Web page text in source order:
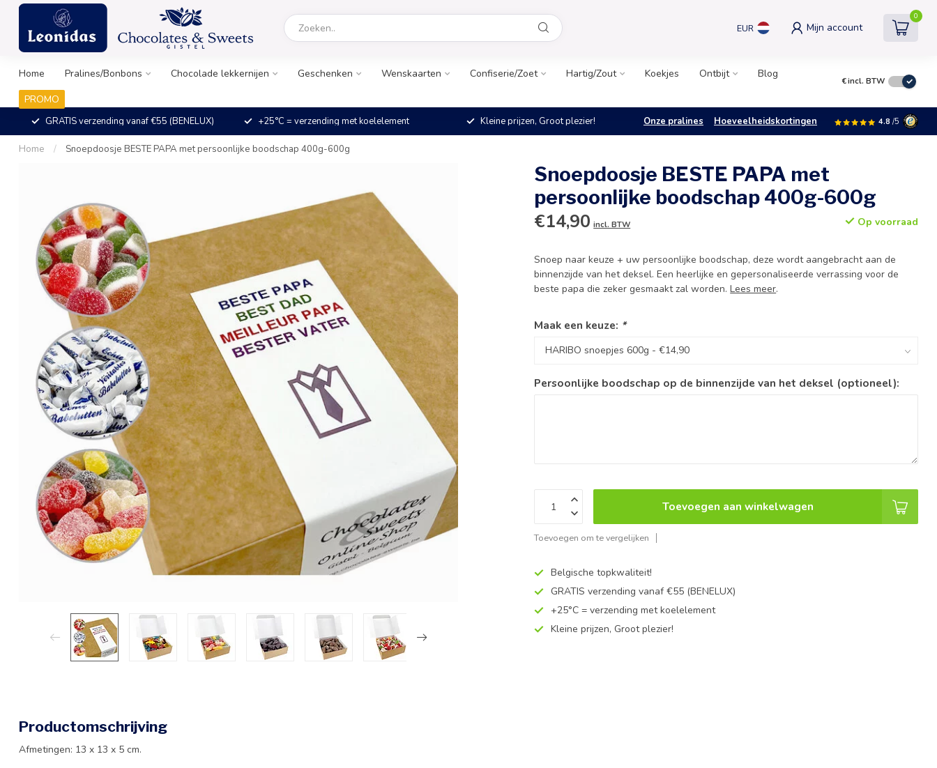
EUR Mijn account
0
Home Pralines/Bonbons Chocolade lekkernijen Geschenken Wenskaarten Confiserie/Zoet Hartig/Zout Koekjes Ontbijt
Blog
PROMO
€incl. BTW
GRATIS verzending vanaf €55 (BENELUX) +25°C = verzending met koelelement Kleine prijzen, Groot plezier! Onze pralines Hoeveelheidskortingen 4.8 /5
Home / Snoepdoosje BESTE PAPA met persoonlijke boodschap 400g-600g
Snoepdoosje BESTE PAPA met
persoonlijke boodschap 400g-600g
€14,90 incl. BTW Op voorraad
Snoep naar keuze + uw persoonlijke boodschap, deze wordt aangebracht aan de
binnenzijde van het deksel. Een heerlijke en gepersonaliseerde verrassing voor de
beste papa die zeker gesmaakt zal worden.Lees meer.
Maak een keuze: *
Persoonlijke boodschap op de binnenzijde van het deksel (optioneel):
Toevoegen aan winkelwagen
Toevoegen om te vergelijken
Belgische topkwaliteit!
GRATIS verzending vanaf €55 (BENELUX)
+25°C = verzending met koelelement
Kleine prijzen, Groot plezier!
Productomschrijving
Afmetingen: 13 x 13 x 5 cm.